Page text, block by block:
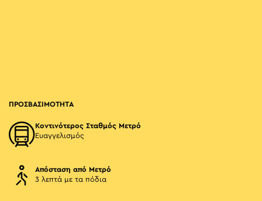
ΠΡΟΣΒΑΣΙΜΟΤΗΤΑ
Κοντινότερος Σταθμός Μετρό
Ευαγγελισμός
Απόσταση από Μετρό
3 λεπτά με τα πόδια